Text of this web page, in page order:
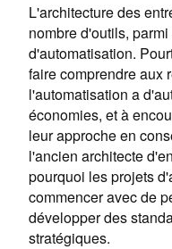
L'architecture des
nombre d'outils,
d'automatisation.
faire comprendre aux
l'automatisation a
économies, et à
leur approche en
l'ancien architecte
pourquoi les projets
commencer avec de
développer des
stratégiques.